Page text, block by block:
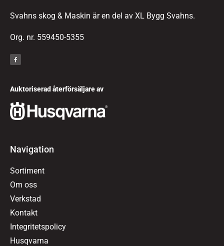
Svahns skog & Maskin är en del av XL Bygg Svahns.
Org. nr. 559450-5355
Auktoriserad återförsäljare av
Navigation
Sortiment
Om oss
Verkstad
Kontakt
Integritetspolicy
Husqvarna